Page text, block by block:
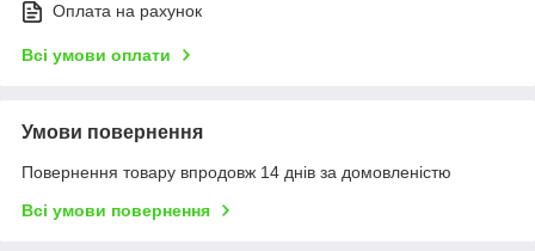
Оплата на рахунок
Всі умови оплати
Умови повернення
Повернення товару впродовж 14 днів за домовленістю
Всі умови повернення